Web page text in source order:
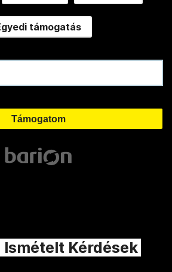
támogatás
Ismételt Kérdések